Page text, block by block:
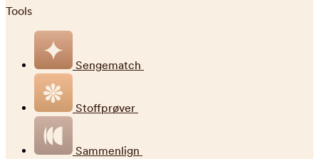
Tools
Sengematch
Stoffprøver
Sammenlign